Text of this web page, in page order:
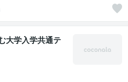
大学入学共通テ